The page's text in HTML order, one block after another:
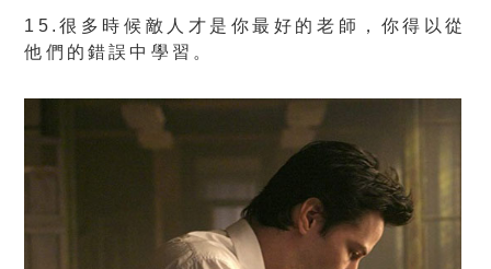
15.很多時候敵人才是你最好的老師，你得以從
他們的錯誤中學習。